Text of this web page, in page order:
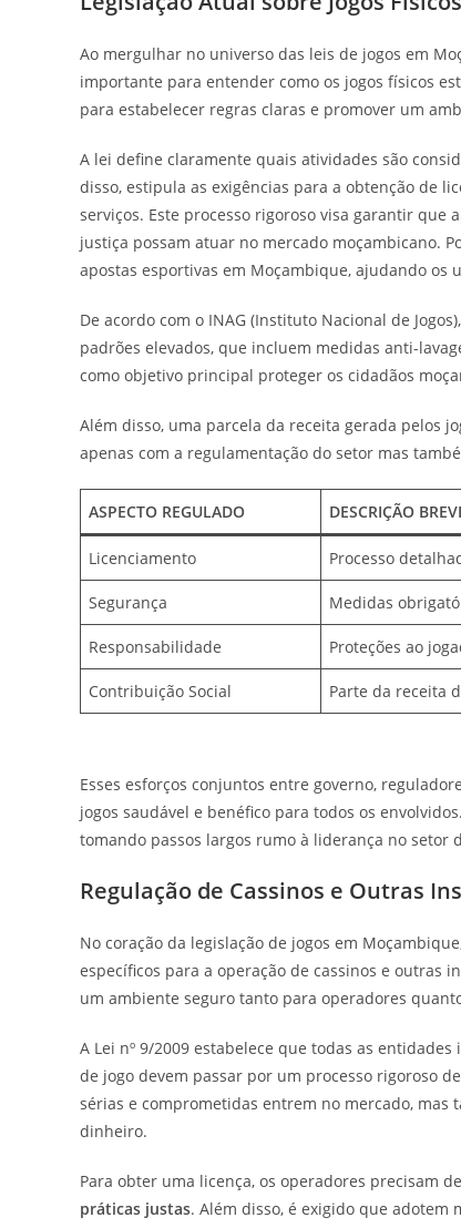
Ao mergulhar no universo das leis de jogos em
importante para entender como os jogos físicos
para estabelecer regras claras e promover um
A lei define claramente quais atividades são
disso, estipula as exigências para a obtenção de
serviços. Este processo rigoroso visa garantir que
justiça possam atuar no mercado moçambicano.
apostas esportivas em Moçambique, ajudando os
De acordo com o INAG (Instituto Nacional de
padrões elevados, que incluem medidas anti-
como objetivo principal proteger os cidadãos
Além disso, uma parcela da receita gerada pelos
apenas com a regulamentação do setor mas
ASPECTO REGULADO DESCRIÇÃO
Licenciamento Processo
Segurança Medidas
Responsabilidade Proteções ao
Contribuição Social Parte da receita
Esses esforços conjuntos entre governo,
jogos saudável e benéfico para todos os
tomando passos largos rumo à liderança no setor
Regulação de Cassinos e Outras
No coração da legislação de jogos em
específicos para a operação de cassinos e outras
um ambiente seguro tanto para operadores
A Lei nº 9/2009 estabelece que todas as
de jogo devem passar por um processo rigoroso
sérias e comprometidas entrem no mercado, mas
dinheiro.
Para obter uma licença, os operadores precisam
práticas justas. Além disso, é exigido que